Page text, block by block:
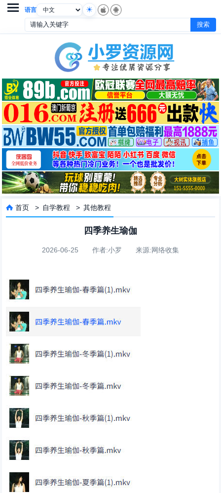
语言

 首页 > 自学教程 >其他教程
四季养生瑜伽
2026-06-25 作者:小罗 来源:网络收集